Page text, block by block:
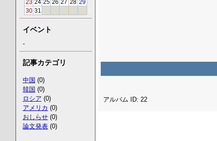
アルバム ID: 22
23 24 25 26 27 28 29
30 31
イベント
-
記事カテゴリ
中国 (0)
韓国 (0)
ロシア (0)
アメリカ (0)
おしらせ(0)
論文発表(0)